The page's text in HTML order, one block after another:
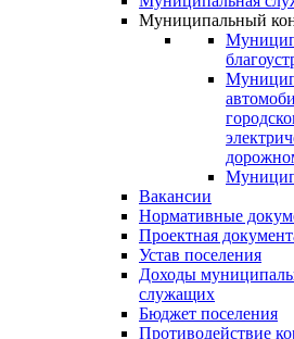
Муниципальный
Вакансии
Нормативные
Проектная
Устав поселения
Доходы
служащих
Бюджет поселения
Противодействие